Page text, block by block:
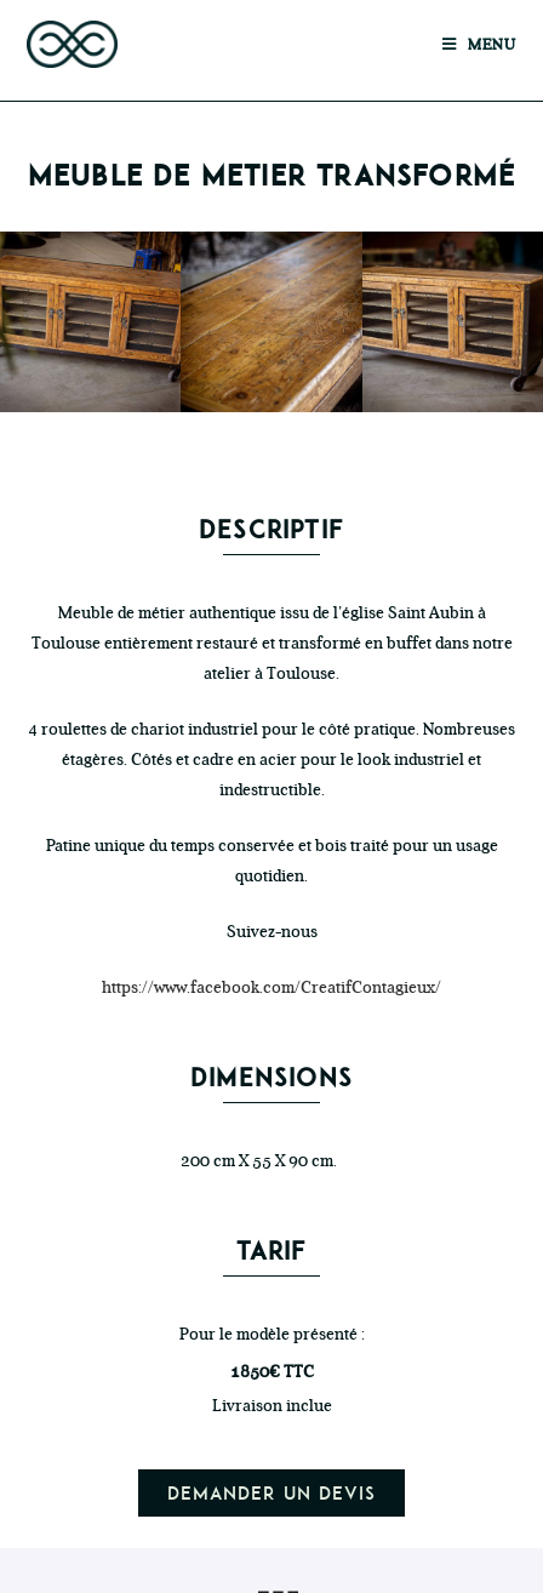
MENU
MEUBLE DE METIER TRANSFORMÉ
DESCRIPTIF
Meuble de métier authentique issu de l’église Saint Aubin à
Toulouse entièrement restauré et transformé en buffet dans notre
atelier à Toulouse.
4 roulettes de chariot industriel pour le côté pratique. Nombreuses
étagères. Côtés et cadre en acier pour le look industriel et
indestructible.
Patine unique du temps conservée et bois traité pour un usage
quotidien.
Suivez-nous
https://www.facebook.com/CreatifContagieux/
DIMENSIONS
200 cm X 55 X 90 cm.
TARIF
Pour le modèle présenté :
1850€ TTC
Livraison inclue
Demander un devis